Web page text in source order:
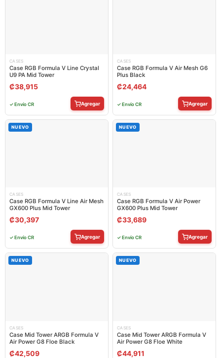
CASES
Case RGB Formula V Line Crystal
U9 PA Mid Tower
₡38,915
✓ Envío CR Agregar
CASES
Case RGB Formula V Air Mesh G6
Plus Black
₡24,464
✓ Envío CR Agregar
NUEVO
CASES
Case RGB Formula V Line Air Mesh
GX600 Plus Mid Tower
₡30,397
✓ Envío CR Agregar
NUEVO
CASES
Case RGB Formula V Air Power
GX600 Plus Mid Tower
₡33,689
✓ Envío CR Agregar
NUEVO
CASES
Case Mid Tower ARGB Formula V
Air Power G8 Floe Black
₡42,509
NUEVO
CASES
Case Mid Tower ARGB Formula V
Air Power G8 Floe White
₡44,911